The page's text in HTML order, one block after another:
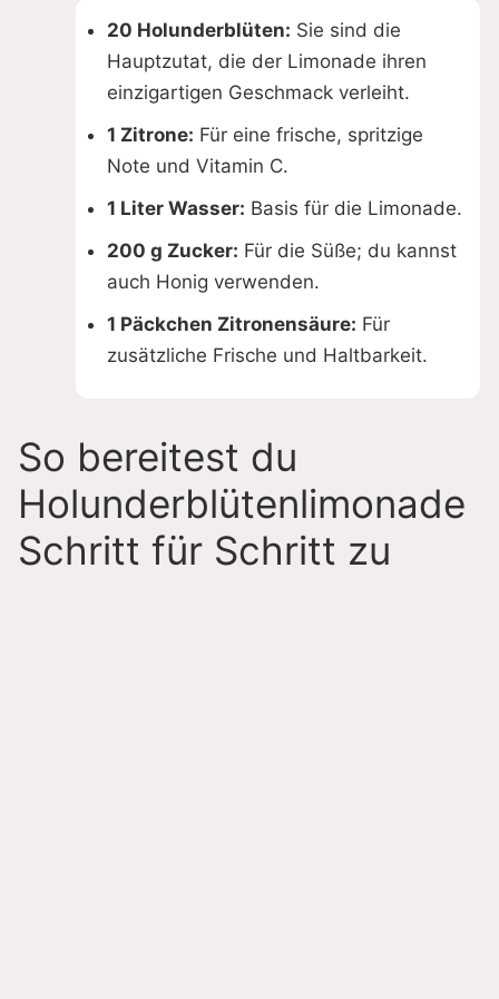
20 Holunderblüten: Sie sind die
Hauptzutat, die der Limonade ihren
einzigartigen Geschmack verleiht.
1 Zitrone: Für eine frische, spritzige
Note und Vitamin C.
1 Liter Wasser: Basis für die Limonade.
200 g Zucker: Für die Süße; du kannst
auch Honig verwenden.
1 Päckchen Zitronensäure: Für
zusätzliche Frische und Haltbarkeit.
So bereitest du
Holunderblütenlimonade
Schritt für Schritt zu